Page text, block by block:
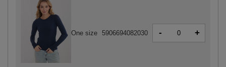
One size 5906694082030 - +